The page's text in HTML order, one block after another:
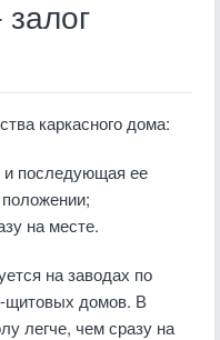
каркасного дома:
и последующая ее
на месте.
на заводах по
щитовых домов. В
легче, чем сразу на